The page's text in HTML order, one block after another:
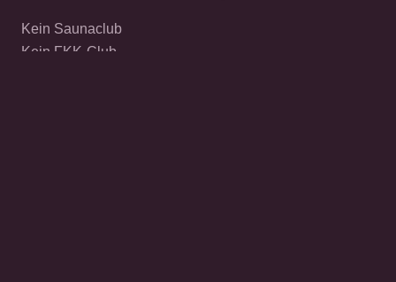
Kein Saunaclub
Kein FKK-Club